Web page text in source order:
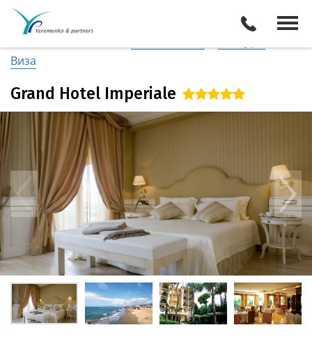
Италия
Побережье Тосканы-Версилия
Виза
Grand Hotel Imperiale